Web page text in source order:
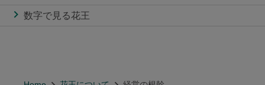
数字で見る花王